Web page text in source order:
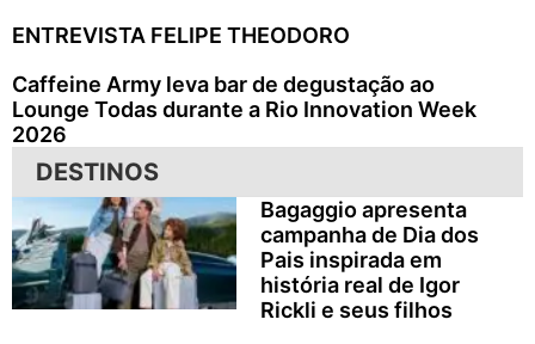
ENTREVISTA FELIPE THEODORO
Caffeine Army leva bar de degustação ao
Lounge Todas durante a Rio Innovation Week
2026
DESTINOS
Bagaggio apresenta
campanha de Dia dos
Pais inspirada em
história real de Igor
Rickli e seus filhos